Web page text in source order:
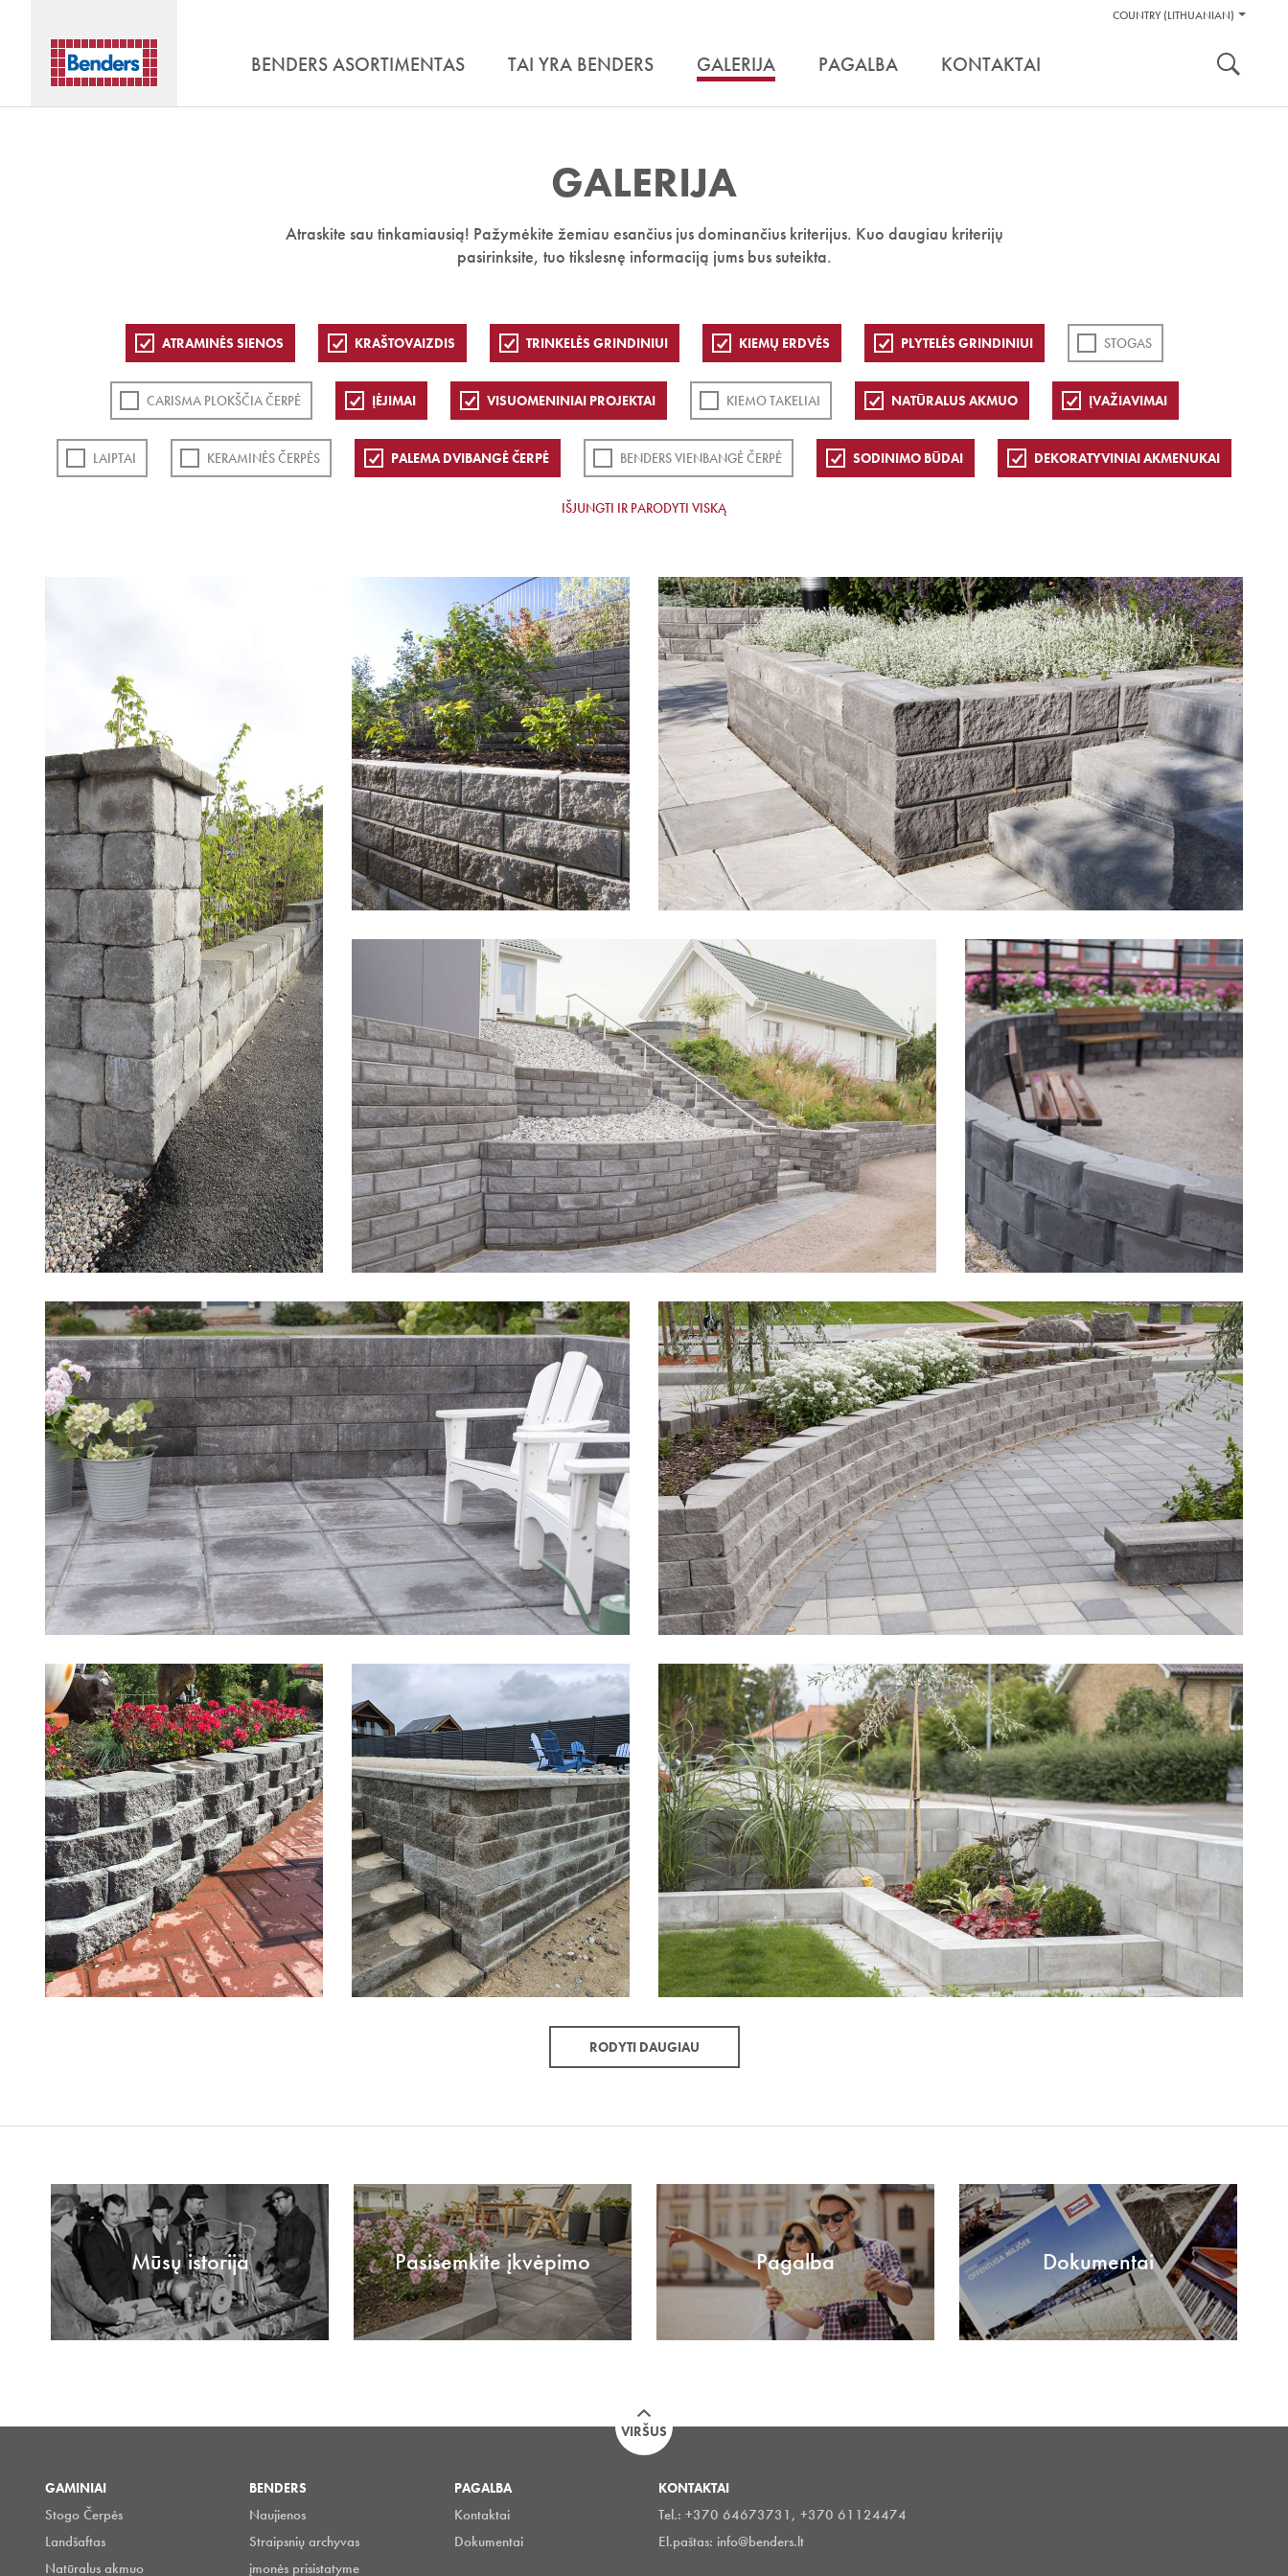
Pagalbos
COUNTRY (LITHUANIAN)
BENDERS ASORTIMENTAS TAI YRA BENDERS GALERIJA PAGALBA KONTAKTAI
GALERIJA
Atraskite sau tinkamiausią! Pažymėkite žemiau esančius jus dominančius kriterijus. Kuo daugiau kriterijų
pasirinksite, tuo tikslesnę informaciją jums bus suteikta.
ATRAMINĖS SIENOS KRAŠTOVAIZDIS TRINKELĖS GRINDINIUI KIEMŲ ERDVĖS PLYTELĖS GRINDINIUI STOGAS
CARISMA PLOKŠČIA ČERPĖ ĮĖJIMAI VISUOMENINIAI PROJEKTAI KIEMO TAKELIAI NATŪRALUS AKMUO ĮVAŽIAVIMAI
LAIPTAI KERAMINĖS ČERPĖS PALEMA DVIBANGĖ ČERPĖ BENDERS VIENBANGĖ ČERPĖ SODINIMO BŪDAI DEKORATYVINIAI AKMENUKAI
IŠJUNGTI IR PARODYTI VISKĄ
RODYTI DAUGIAU
Mūsų istorija Pasisemkite įkvėpimo Pagalba Dokumentai
VIRŠUS
GAMINIAI
Stogo Čerpės
Landšaftas
Natūralus akmuo
BENDERS
Naujienos
Straipsnių archyvas
įmonės prisistatyme
PAGALBA
Kontaktai
Dokumentai
KONTAKTAI
Tel.: +370 64673731, +370 61124474
El.paštas: info@benders.lt